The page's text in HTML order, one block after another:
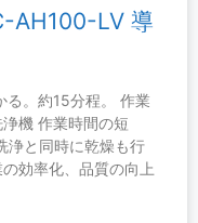
AH100-LV 導
る。約15分程。 作業
機 作業時間の短
浄と同時に乾燥も行
効率化、品質の向上